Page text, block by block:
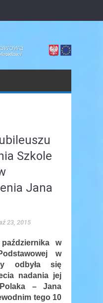
Szkole
Jana
23, 2015
w
w
odbyła się
nadania jej
– Jana
tego 10